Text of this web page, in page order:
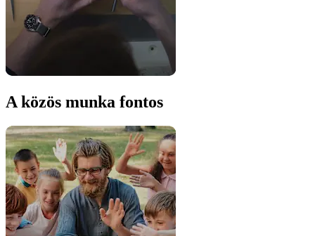
A közös munka fontos